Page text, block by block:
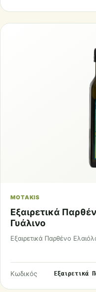
MOTAKIS
Εξαιρετικά
Γυάλινο
Εξαιρετικά Παρθένο
Κωδικός Εξαιρετικά